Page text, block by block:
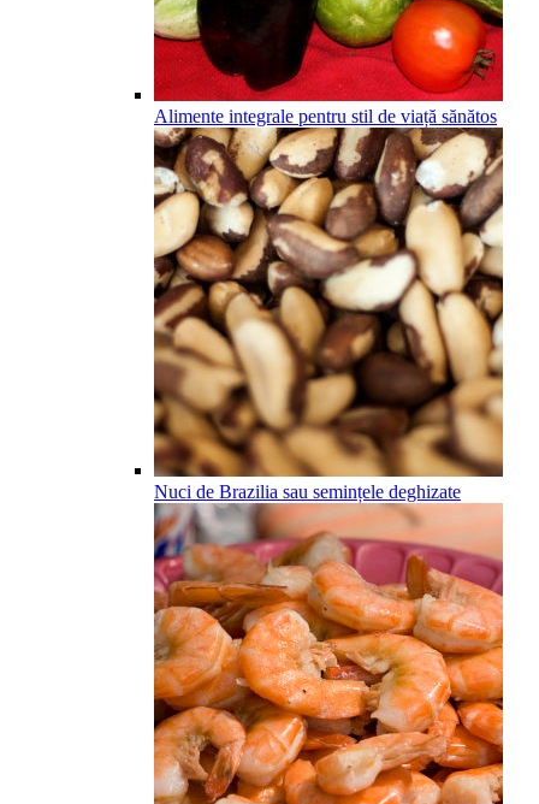
Alimente integrale pentru stil de viață sănătos
Nuci de Brazilia sau semințele deghizate